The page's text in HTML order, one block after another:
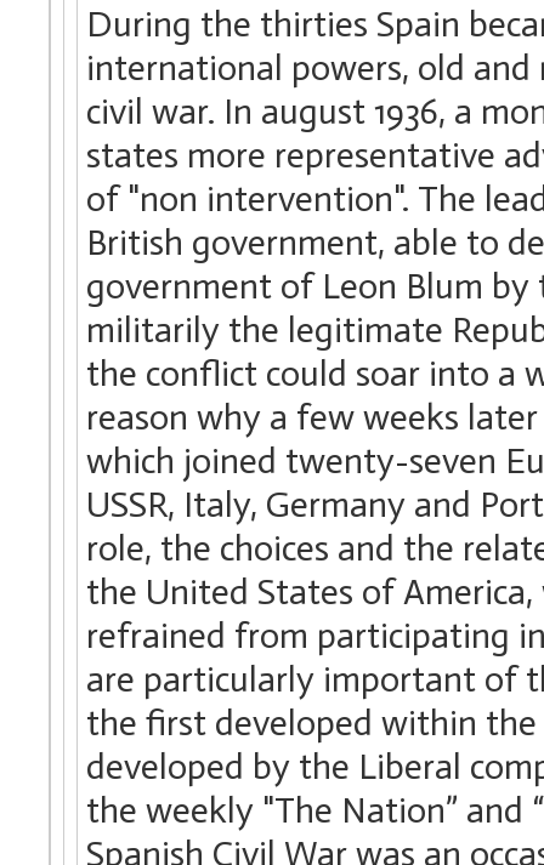
During the thirties Spain
international powers, old
civil war. In august 1936, a
states more representative
of "non intervention". The
British government, able to
government of Leon Blum
militarily the legitimate
the conflict could soar into a
reason why a few weeks
which joined twenty-seven
USSR, Italy, Germany and
role, the choices and the
the United States of
refrained from participating
are particularly important of
the first developed within
developed by the Liberal
the weekly "The Nation” and
Spanish Civil War was an